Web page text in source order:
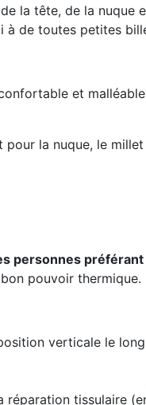
la tête, de la nuque
à de toutes petites
et
la nuque, le
personnes
pouvoir thermique.
verticale le
tissulaire